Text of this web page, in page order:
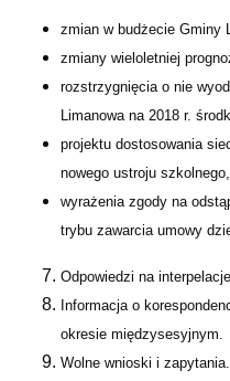
zmian w budżecie Gminy
zmiany wieloletniej
rozstrzygnięcia o nie
Limanowa na 2018 r.
projektu dostosowania
nowego ustroju szkolnego,
wyrażenia zgody na
trybu zawarcia umowy
Odpowiedzi na interpelacje.
Informacja o
okresie międzysesyjnym.
Wolne wnioski i zapytania.